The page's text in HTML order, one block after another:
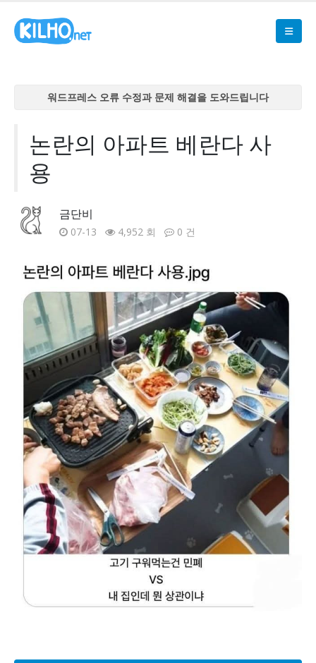
워드프레스 오류 수정과 문제 해결을 도와드립니다
워드프레스 오류 수정과 문제 해결을 도와드립니다
워드프레스 오류 수정과 문제 해결을 도와드립니다
워드프레스 오류 수정과 문제 해결을 도와드립니다
논란의 아파트 베란다 사
용
금단비
07-13 4,952 회 0 건